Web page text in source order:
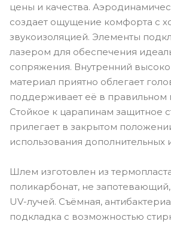
цены и качества.
создает ощущение комфорта с
звукоизоляцией. Элементы
лазером для обеспечения
сопряжения. Внутренний
материал приятно облегает
поддерживает её в правильном
Стойкое к царапинам защитное
прилегает в закрытом
использования дополнительных
Шлем изготовлен из
поликарбонат, не
UV-лучей. Съёмная,
подкладка с возможностью